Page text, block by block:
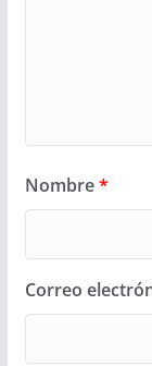
Nombre*
Correo